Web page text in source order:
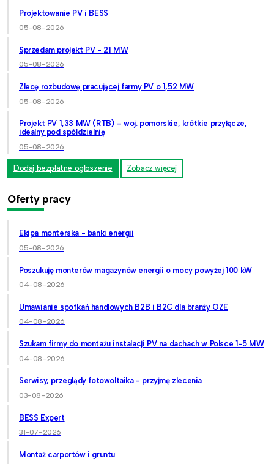
Projektowanie PV i BESS
05-08-2026
Sprzedam projekt PV - 21 MW
05-08-2026
Zlecę rozbudowę pracującej farmy PV o 1,52 MW
05-08-2026
Projekt PV 1,33 MW (RTB) – woj. pomorskie, krótkie przyłącze,
idealny pod spółdzielnię
05-08-2026
Dodaj bezpłatne ogłoszenie Zobacz więcej
Oferty pracy
Ekipa monterska - banki energii
05-08-2026
Poszukuję monterów magazynów energii o mocy powyżej 100 kW
04-08-2026
Umawianie spotkań handlowych B2B i B2C dla branży OZE
04-08-2026
Szukam firmy do montażu instalacji PV na dachach w Polsce 1-5 MW
04-08-2026
Serwisy, przeglądy fotowoltaika - przyjmę zlecenia
03-08-2026
BESS Expert
31-07-2026
Montaż carportów i gruntu